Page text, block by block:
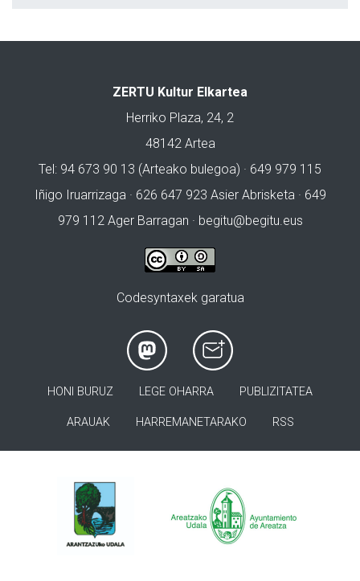
ZERTU Kultur Elkartea
Herriko Plaza, 24, 2
48142 Artea
Tel: 94 673 90 13 (Arteako bulegoa) · 649 979 115
Iñigo Iruarrizaga · 626 647 923 Asier Abrisketa · 649
979 112 Ager Barragan · begitu@begitu.eus
Codesyntaxek garatua
HONI BURUZ LEGE OHARRA PUBLIZITATEA
ARAUAK HARREMANETARAKO RSS